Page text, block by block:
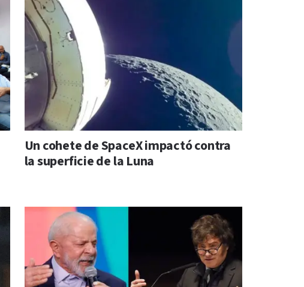
Un cohete de SpaceX impactó contra
la superficie de la Luna